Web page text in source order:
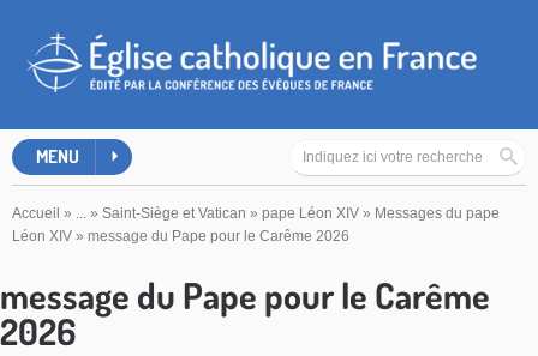
MENU
Accueil » ... » Saint-Siège et Vatican » pape Léon XIV » Messages du pape
Léon XIV » message du Pape pour le Carême 2026
message du Pape pour le Carême
2026